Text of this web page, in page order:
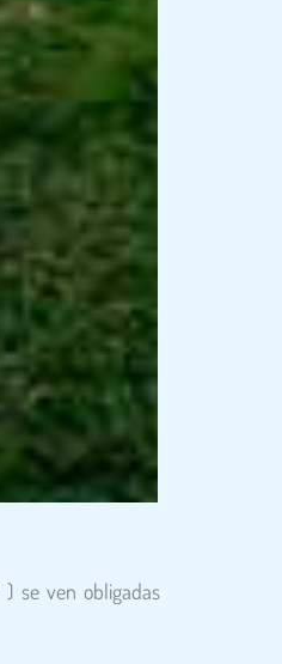
) se ven obligadas